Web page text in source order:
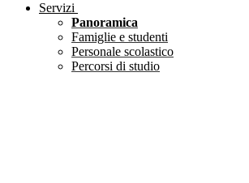
Servizi
Panoramica
Famiglie e studenti
Personale scolastico
Percorsi di studio